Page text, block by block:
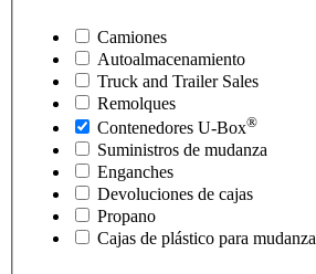
Camiones
Autoalmacenamiento
Truck and Trailer Sales
Remolques
Contenedores U-Box®
Suministros de mudanza
Enganches
Devoluciones de cajas
Propano
Cajas de plástico para mudanza